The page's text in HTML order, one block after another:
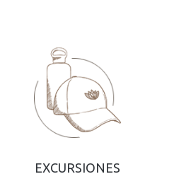
EXCURSIONES